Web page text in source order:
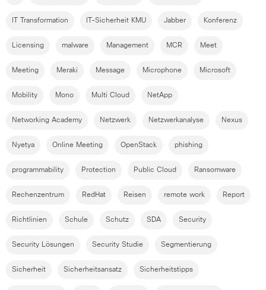
IT Transformation IT-Sicherheit KMU Jabber Konferenz
Licensing malware Management MCR Meet
Meeting Meraki Message Microphone Microsoft
Mobility Mono Multi Cloud NetApp
Networking Academy Netzwerk Netzwerkanalyse Nexus
Nyetya Online Meeting OpenStack phishing
programmability Protection Public Cloud Ransomware
Rechenzentrum RedHat Reisen remote work Report
Richtlinien Schule Schutz SDA Security
Security Lösungen Security Studie Segmentierung
Sicherheit Sicherheitsansatz Sicherheitstipps